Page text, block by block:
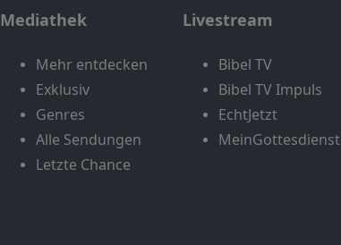
Mediathek
Mehr entdecken
Exklusiv
Genres
Alle Sendungen
Letzte Chance
Livestream
Bibel TV
Bibel TV Impuls
EchtJetzt
MeinGottesdienst